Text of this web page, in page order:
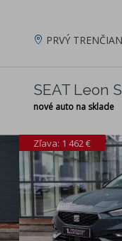
PRVÝ
SEAT Leon
nové auto na sklade
Zľava: 1 462 €